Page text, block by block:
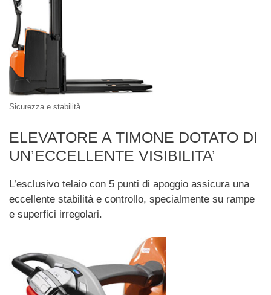
Sicurezza e stabilità
ELEVATORE A TIMONE DOTATO DI
UN’ECCELLENTE VISIBILITA’
L’esclusivo telaio con 5 punti di apoggio assicura una
eccellente stabilità e controllo, specialmente su rampe
e superfici irregolari.